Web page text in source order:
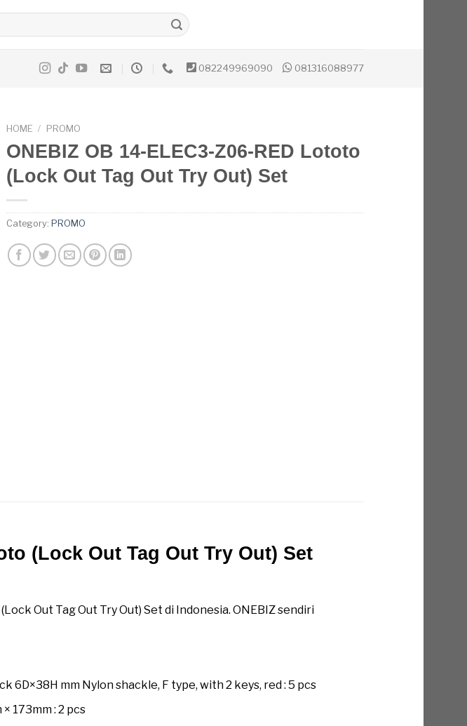
082249969090 081316088977
HOME / PROMO
ONEBIZ OB 14-ELEC3-Z06-RED Lototo
(Lock Out Tag Out Try Out) Set
Category: PROMO
(Lock Out Tag Out Try Out) Set
Out Tag Out Try Out) Set di Indonesia. ONEBIZ sendiri
6D×38H mm Nylon shackle, F type, with 2 keys, red : 5 pcs
173mm : 2 pcs